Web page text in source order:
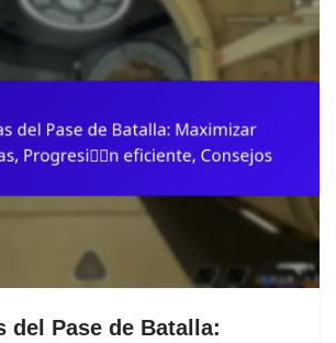
del Pase de Batalla: